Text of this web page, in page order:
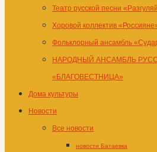
Театр русской песни
Хоровой коллектив
Фольклорный ансамбль
НАРОДНЫЙ АНСАМБЛЬ
«БЛАГОВЕСТНИЦА»
Дома культуры
Новости
Все новости
новости Батаевка